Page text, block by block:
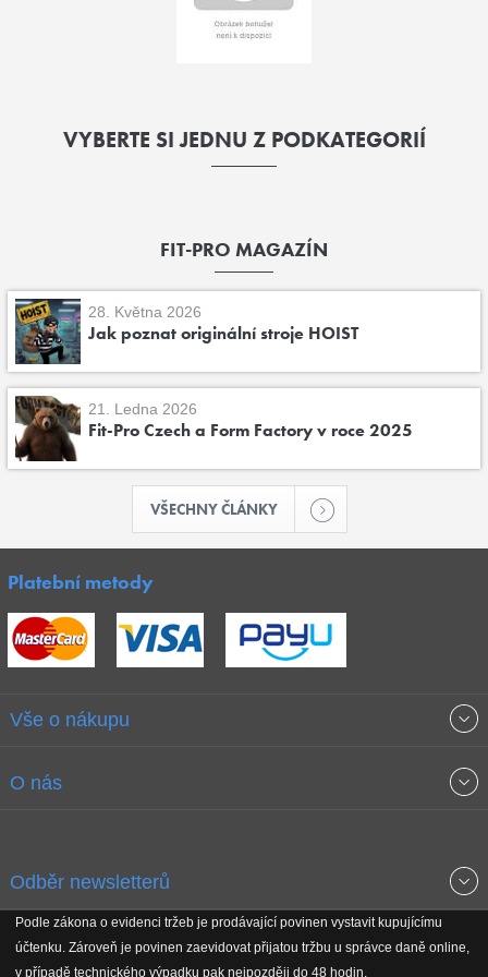
VYBERTE SI JEDNU Z PODKATEGORIÍ
FIT-PRO MAGAZÍN
28. Května 2026
Jak poznat originální stroje HOIST
21. Ledna 2026
Fit-Pro Czech a Form Factory v roce 2025
VŠECHNY ČLÁNKY
Platební metody
Vše o nákupu
Obchodní podmínky
Reklamační řád
O nás
Koho podporujeme
Odběr newsletterů
Získejte přehled o novinkách, slevách, akčním zboží a upozornění
na nové články v magazínu!
Podle zákona o evidenci tržeb je prodávající povinen vystavit kupujícímu
účtenku. Zároveň je povinen zaevidovat přijatou tržbu u správce daně online,
v případě technického výpadku pak nejpozději do 48 hodin.